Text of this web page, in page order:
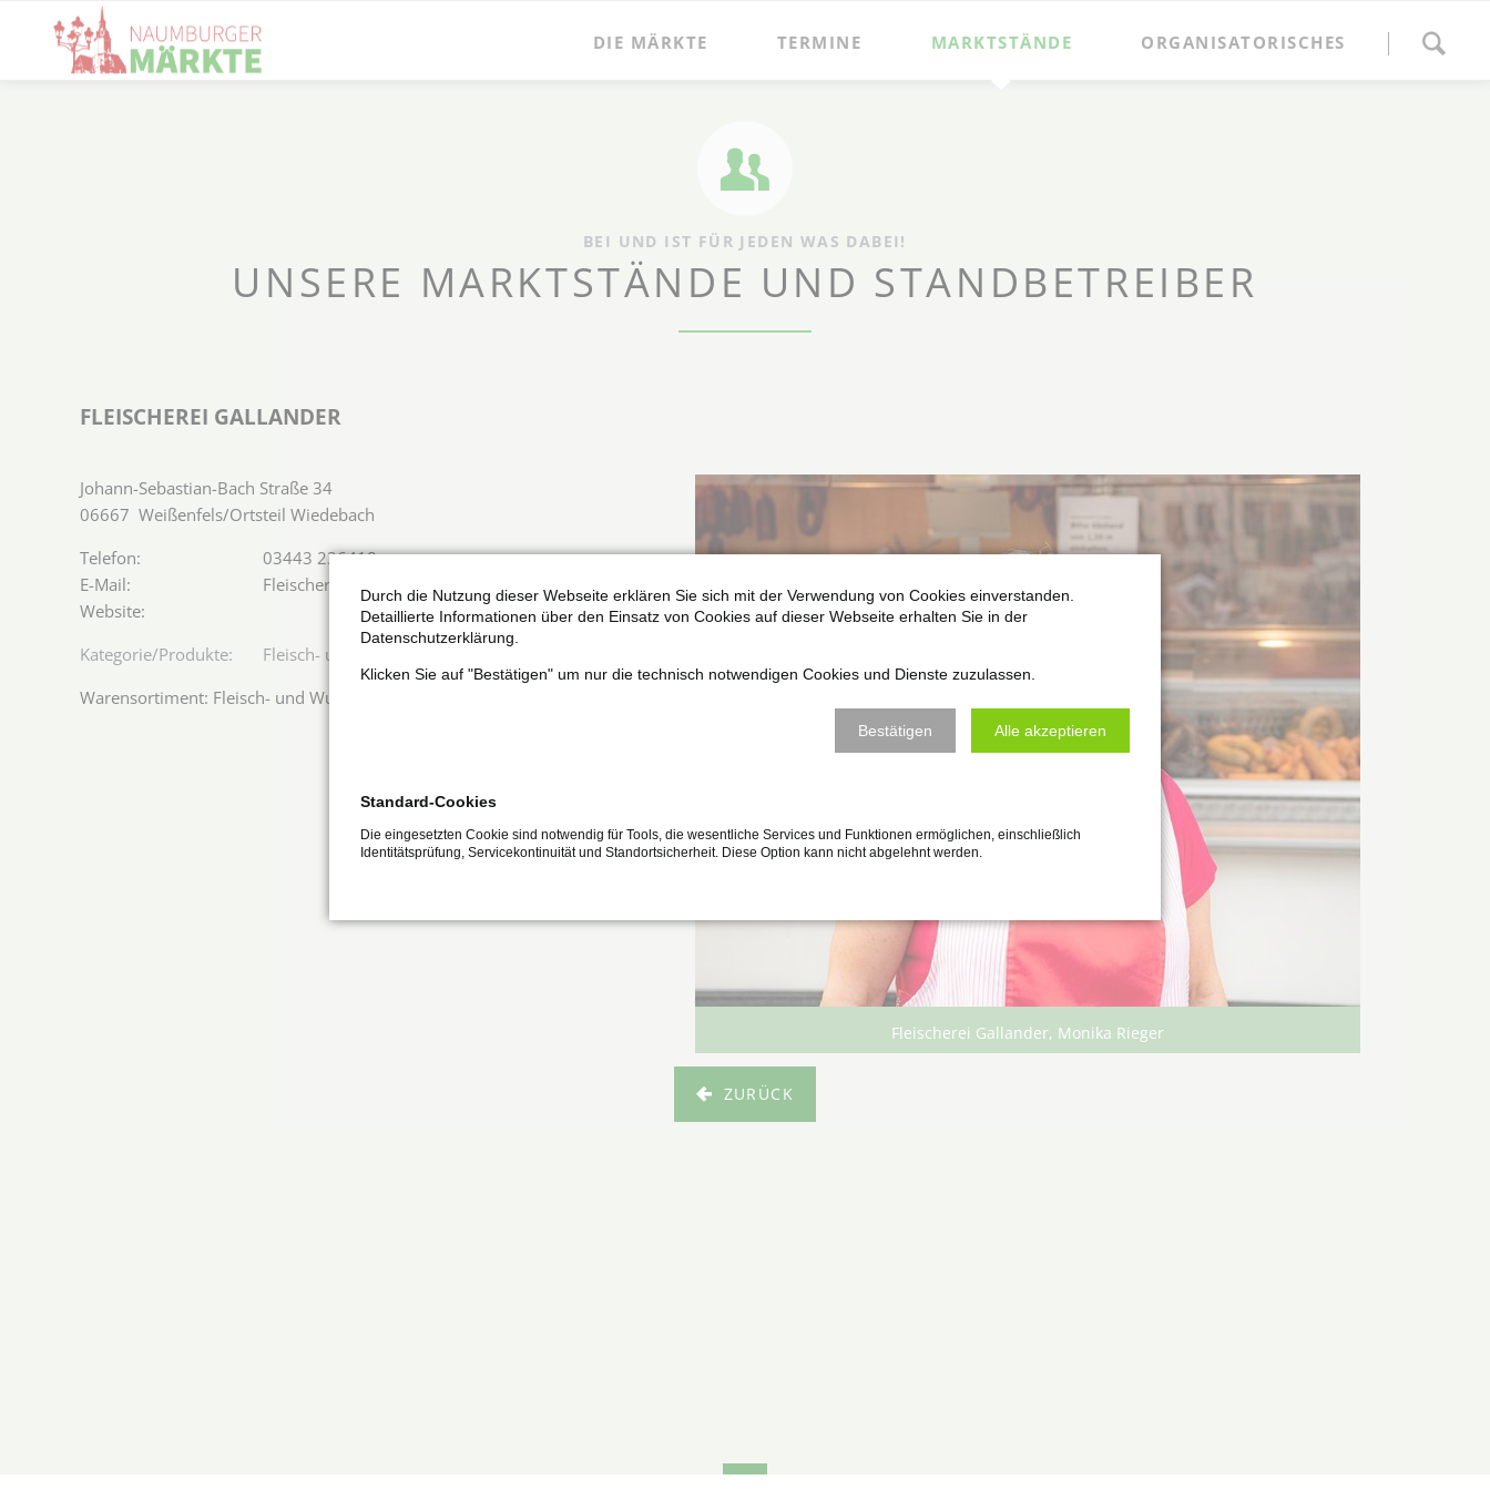
überspringen
DIE MÄRKTE TERMINE MARKTSTÄNDE ORGANISATORISCHES
BEI UND IST FÜR JEDEN WAS DABEI!
UNSERE MARKTSTÄNDE UND STANDBETREIBER
FLEISCHEREI GALLANDER
Fleischerei Gallander, Monika Rieger
Johann-Sebastian-Bach Straße 34
06667 Weißenfels/Ortsteil Wiedebach
03443 236418
Fleischereigallander@gmx.de
Fleisch- und Wurstwaren
Warensortiment: Fleisch- und Wurstwaren
ZURÜCK
Durch die Nutzung dieser Webseite erklären Sie sich mit der Verwendung von Cookies einverstanden.
Detaillierte Informationen über den Einsatz von Cookies auf dieser Webseite erhalten Sie in der
Datenschutzerklärung.
Klicken Sie auf "Bestätigen" um nur die technisch notwendigen Cookies und Dienste zuzulassen.
Bestätigen Alle akzeptieren
Standard-Cookies
Die eingesetzten Cookie sind notwendig für Tools, die wesentliche Services und Funktionen ermöglichen, einschließlich
Identitätsprüfung, Servicekontinuität und Standortsicherheit. Diese Option kann nicht abgelehnt werden.